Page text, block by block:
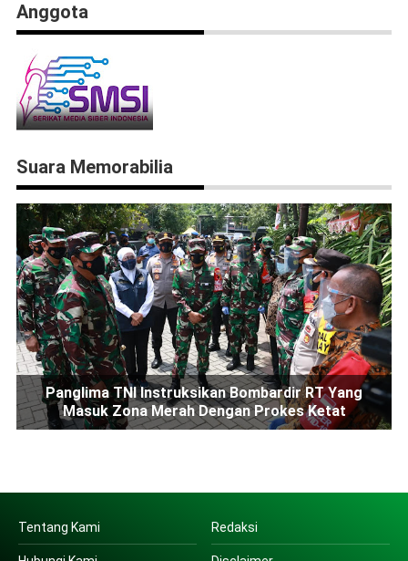
Anggota
Suara Memorabilia
Panglima TNI Instruksikan Bombardir RT Yang
Masuk Zona Merah Dengan Prokes Ketat
Tentang Kami Redaksi